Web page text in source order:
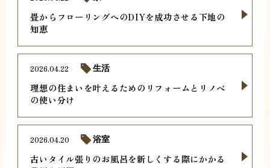
畳からフローリングへのDIYを成功させる下地の
知恵
理想の住まいを叶えるためのリフォームとリノベ
の使い分け
2026.04.22 生活
古いタイル張りのお風呂を新しくする際にかかる
2026.04.20 浴室